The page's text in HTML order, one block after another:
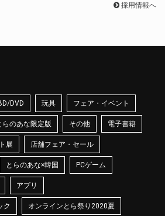
採用情報へ
DVD 玩具 フェア・イベント
らのあな限定版 その他 電子書籍
展 店舗フェア・セール
とらのあな×韓国 PCゲーム
アプリ
ク オンラインとら祭り2020夏